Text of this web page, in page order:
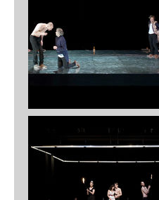
The Borgias
Sommerspiele Melk, 2024